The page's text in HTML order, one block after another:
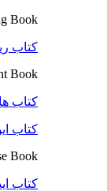
Book
کتاب
Book
کتاب
کتاب
Book
کتاب